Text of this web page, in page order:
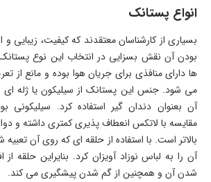
انواع پستانک
بسیاری از کارشناسان معتقدند که کیفیت، زیبایی و
بودن آن نقش بسزایی در انتخاب این نوع
ها دارای منافذی برای جریان هوا بوده و مانع از
می شود. جنس این پستانک از سیلیکون یا ژله ای
آن بعنوان دندان گیر استفاده کرد.
مقایسه با لاتکس انعطاف پذیری کمتری داشته و
بالاتر است. با استفاده از حلقه ای که روی آن
آن را به لباس نوزاد آویزان کرد. بنایراین حلقه
شدن آن و همچنین از گم شدن پیشگیری می کند.